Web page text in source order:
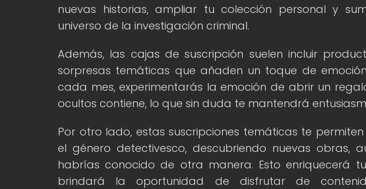
nuevas historias, ampliar tu colección personal y
universo de la investigación criminal.
Además, las cajas de suscripción suelen incluir
sorpresas temáticas que añaden un toque de
cada mes, experimentarás la emoción de abrir un
ocultos contiene, lo que sin duda te mantendrá
Por otro lado, estas suscripciones temáticas te
el género detectivesco, descubriendo nuevas obras,
habrías conocido de otra manera. Esto enriquecerá
brindará la oportunidad de disfrutar de